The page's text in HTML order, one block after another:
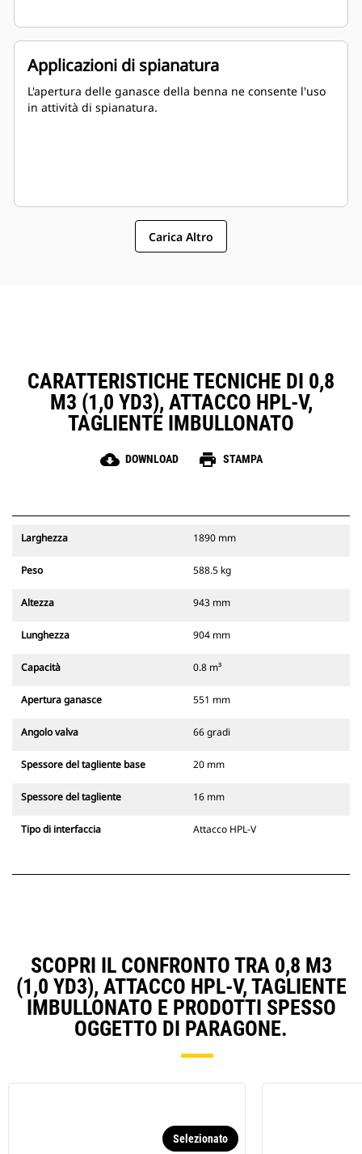
Applicazioni di spianatura
L'apertura delle ganasce della benna ne consente l'uso
in attività di spianatura.
Carica Altro
CARATTERISTICHE TECNICHE DI 0,8
M3 (1,0 YD3), ATTACCO HPL-V,
TAGLIENTE IMBULLONATO
cloud_download DOWNLOAD print STAMPA
Larghezza 1890 mm
Peso 588.5 kg
Altezza 943 mm
Lunghezza 904 mm
Capacità 0.8 m³
Apertura ganasce 551 mm
Angolo valva 66 gradi
Spessore del tagliente base 20 mm
Spessore del tagliente 16 mm
Tipo di interfaccia Attacco HPL-V
SCOPRI IL CONFRONTO TRA 0,8 M3
(1,0 YD3), ATTACCO HPL-V, TAGLIENTE
IMBULLONATO E PRODOTTI SPESSO
OGGETTO DI PARAGONE.
Selezionato